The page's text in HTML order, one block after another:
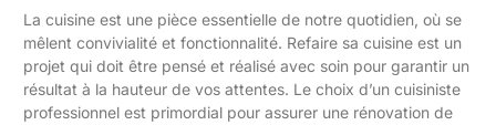
La cuisine est une pièce essentielle de notre quotidien, où se
mêlent convivialité et fonctionnalité. Refaire sa cuisine est un
projet qui doit être pensé et réalisé avec soin pour garantir un
résultat à la hauteur de vos attentes. Le choix d’un cuisiniste
professionnel est primordial pour assurer une rénovation de